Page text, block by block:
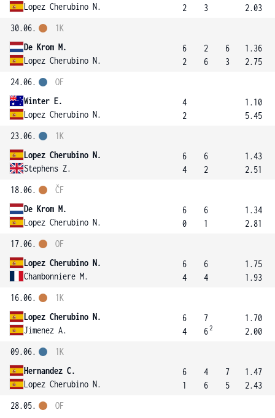
Lopez Cherubino N.
2
3
2.03
30.06.
De Krom M.
Lopez Cherubino N.
1K
6
2
2
6
6
3
1.36
2.75
24.06.
Winter E.
Lopez Cherubino N.
OF
4
2
1.10
5.45
23.06.
Lopez Cherubino N.
Stephens Z.
1K
6
4
6
2
1.43
2.51
18.06.
De Krom M.
Lopez Cherubino N.
ČF
6
0
6
1
1.34
2.81
17.06.
Lopez Cherubino N.
Chambonniere M.
OF
6
4
6
4
1.75
1.93
16.06.
Lopez Cherubino N.
Jimenez A.
1K
6
4
7
62
1.70
2.00
09.06.
Hernandez C.
Lopez Cherubino N.
1K
6
1
4
6
7
5
1.47
2.43
28.05.
OF